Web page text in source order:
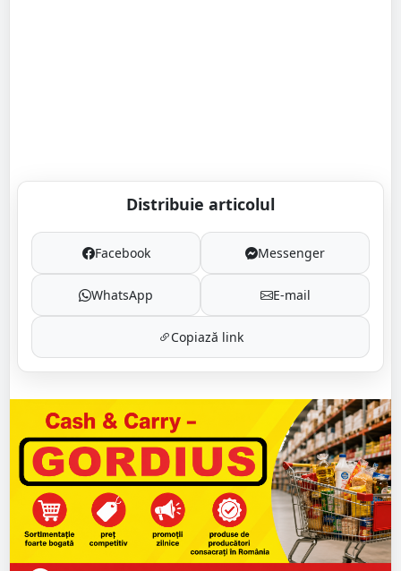
Distribuie articolul
Facebook Messenger
WhatsApp E-mail
Copiază link